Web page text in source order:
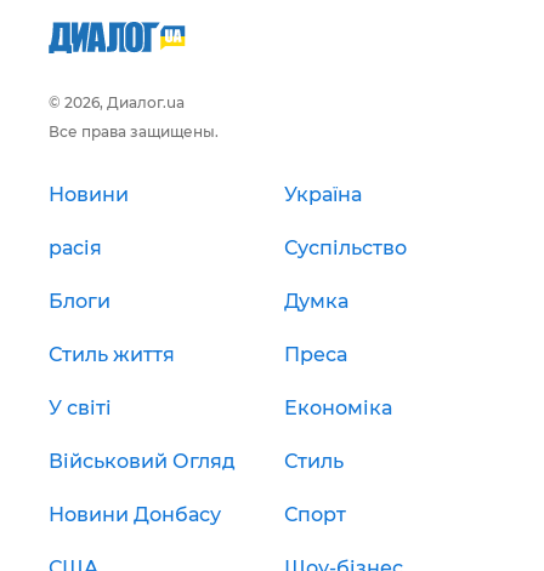
© 2026, Диалог.ua
Все права защищены.
Новини Україна
расія Суспільство
Блоги Думка
Стиль життя Преса
У світі Економіка
Військовий Огляд Стиль
Новини Донбасу Спорт